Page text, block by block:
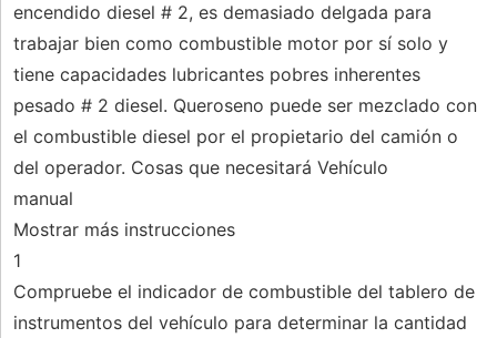
encendido diesel # 2, es demasiado delgada para
trabajar bien como combustible motor por sí solo y
tiene capacidades lubricantes pobres inherentes
pesado # 2 diesel. Queroseno puede ser mezclado con
el combustible diesel por el propietario del camión o
del operador. Cosas que necesitará Vehículo
manual
Mostrar más instrucciones
1
Compruebe el indicador de combustible del tablero de
instrumentos del vehículo para determinar la cantidad